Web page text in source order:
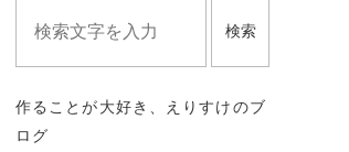
検索
作ることが大好き、えりすけのブ
ログ